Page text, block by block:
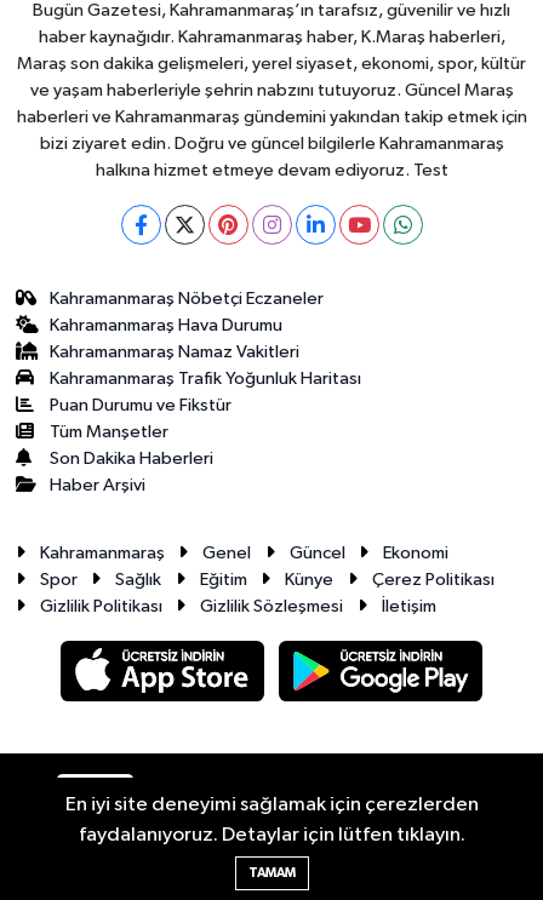
Bugün Gazetesi, Kahramanmaraş’ın tarafsız, güvenilir ve hızlı
haber kaynağıdır. Kahramanmaraş haber, K.Maraş haberleri,
Maraş son dakika gelişmeleri, yerel siyaset, ekonomi, spor, kültür
ve yaşam haberleriyle şehrin nabzını tutuyoruz. Güncel Maraş
haberleri ve Kahramanmaraş gündemini yakından takip etmek için
bizi ziyaret edin. Doğru ve güncel bilgilerle Kahramanmaraş
halkına hizmet etmeye devam ediyoruz. Test
Kahramanmaraş Nöbetçi Eczaneler
Kahramanmaraş Hava Durumu
Kahramanmaraş Namaz Vakitleri
Kahramanmaraş Trafik Yoğunluk Haritası
Puan Durumu ve Fikstür
Tüm Manşetler
Son Dakika Haberleri
Haber Arşivi
Kahramanmaraş Genel Güncel
Ekonomi
Spor
Sağlık Eğitim Künye
Çerez Politikası
Gizlilik Politikası
Gizlilik Sözleşmesi İletişim
Haber Yazılımı:
En iyi site deneyimi sağlamak için çerezlerden
faydalanıyoruz. Detaylar için lütfen tıklayın.
TAMAM